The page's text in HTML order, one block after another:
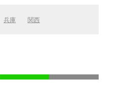
兵庫 関西